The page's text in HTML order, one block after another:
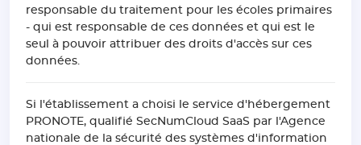
responsable du traitement pour les écoles primaires
- qui est responsable de ces données et qui est le
seul à pouvoir attribuer des droits d'accès sur ces
données.
Si l'établissement a choisi le service d'hébergement
PRONOTE, qualifié SecNumCloud SaaS par l'Agence
nationale de la sécurité des systèmes d'information